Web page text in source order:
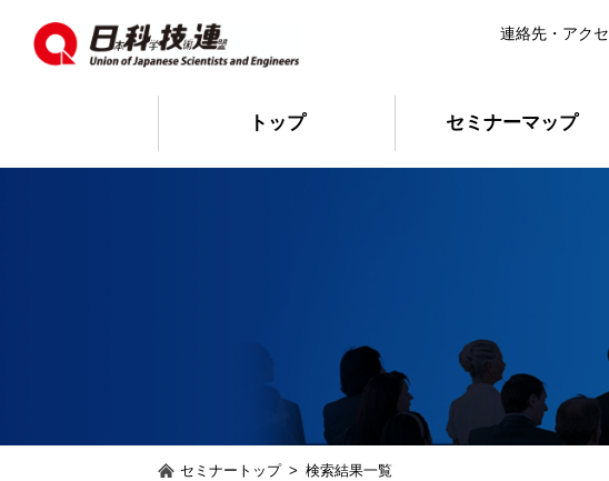
連絡先・アク
トップ セミナーマップ
セミナートップ > 検索結果一覧